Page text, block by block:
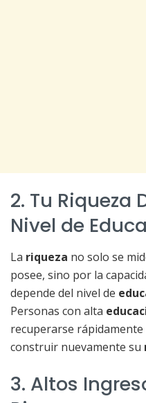
2. Tu Riqueza
Nivel de
La riqueza no solo se
posee, sino por la
depende del nivel de
Personas con alta
recuperarse
construir nuevamente su
3. Altos